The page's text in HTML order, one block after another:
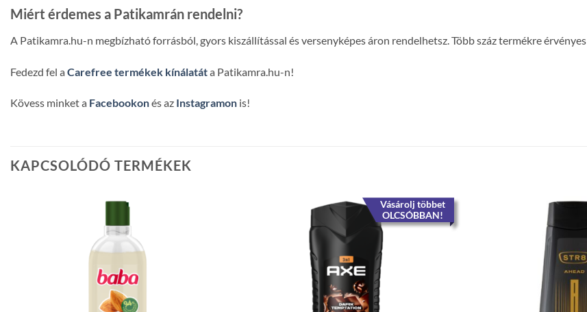
Miért érdemes a Patikamrán rendelni?
A Patikamra.hu-n megbízható forrásból, gyors kiszállítással és versenyképes áron rendelhetsz. Több száz termékre érvényes
Fedezd fel a Carefree termékek kínálatáta Patikamra.hu-n!
Kövess minket a Facebookonés az Instagramon is!
KAPCSOLÓDÓ TERMÉKEK
Vásárolj többet
OLCSÓBBAN!